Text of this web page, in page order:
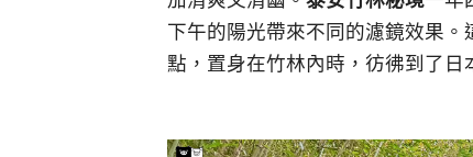
下午的陽光帶來不同的濾鏡效果
點，置身在竹林內時，彷彿到了